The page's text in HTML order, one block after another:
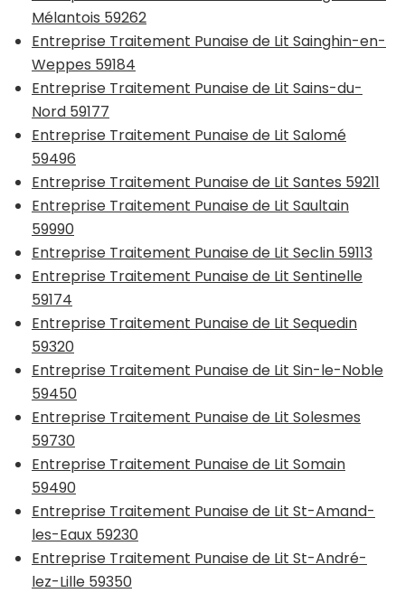
Mélantois 59262
Entreprise Traitement Punaise de Lit Sainghin-en-
Weppes 59184
Entreprise Traitement Punaise de Lit Sains-du-
Nord 59177
Entreprise Traitement Punaise de Lit Salomé
59496
Entreprise Traitement Punaise de Lit Santes 59211
Entreprise Traitement Punaise de Lit Saultain
59990
Entreprise Traitement Punaise de Lit Seclin 59113
Entreprise Traitement Punaise de Lit Sentinelle
59174
Entreprise Traitement Punaise de Lit Sequedin
59320
Entreprise Traitement Punaise de Lit Sin-le-Noble
59450
Entreprise Traitement Punaise de Lit Solesmes
59730
Entreprise Traitement Punaise de Lit Somain
59490
Entreprise Traitement Punaise de Lit St-Amand-
les-Eaux 59230
Entreprise Traitement Punaise de Lit St-André-
lez-Lille 59350